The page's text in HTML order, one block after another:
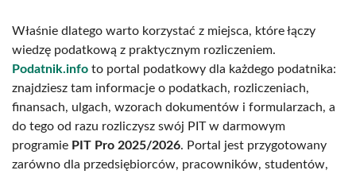
Właśnie dlatego warto korzystać z miejsca, które łączy
wiedzę podatkową z praktycznym rozliczeniem.
Podatnik.info to portal podatkowy dla każdego podatnika:
znajdziesz tam informacje o podatkach, rozliczeniach,
finansach, ulgach, wzorach dokumentów i formularzach, a
do tego od razu rozliczysz swój PIT w darmowym
programie PIT Pro 2025/2026. Portal jest przygotowany
zarówno dla przedsiębiorców, pracowników, studentów,